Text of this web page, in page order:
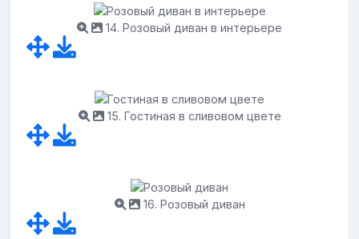
14. Розовый диван в интерьере
15. Гостиная в сливовом цвете
16. Розовый диван